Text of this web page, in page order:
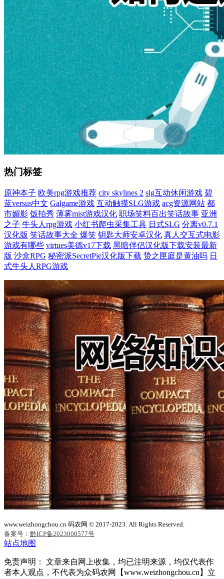
热门标签
原神本子 欧美rpg游戏推荐 city skylines 2 slg互动休闲游戏 碧
蓝versus中文 Galgame游戏 互动触摸SLG游戏 acg资源网站 都
市媚影 饭拍秀 薄雾mist游戏汉化 职场笑料百出笑话故事 亚洲
之子 牛头人rpg游戏 小红书爬虫采集工具 日式SLG 分离v0.7.1
汉化版 笑话故事大全 爆笑 钥匙大师安卓汉化 真人交互式电影
游戏有哪些 virtues美德v17下载 黑暗伴侣汉化版下载安装最新
版 沙盒RPG 秘密派SecretPie汉化版下载 贽之匣庭是黄油吗 日
式牛头人RPG游戏
www.weizhongchou.cn 码农网 © 2017-2023. All Rights Reserved.
备案号： 黔ICP备2023000577号
站点地图
免责声明： 文章来自网上收集，均已注明来源，均仅代表作
者本人观点，不代表为众码农网【www.weizhongchou.cn】立